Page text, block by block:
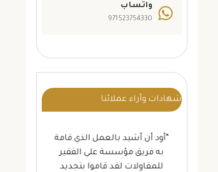
واتساب
971523754330
شهادات وأراء عملائنا
“أود أن أشيد بالعمل الذي قامة
به فريق مؤسسة علي الفقير
للمقاولات لقد قاموا بتجديد